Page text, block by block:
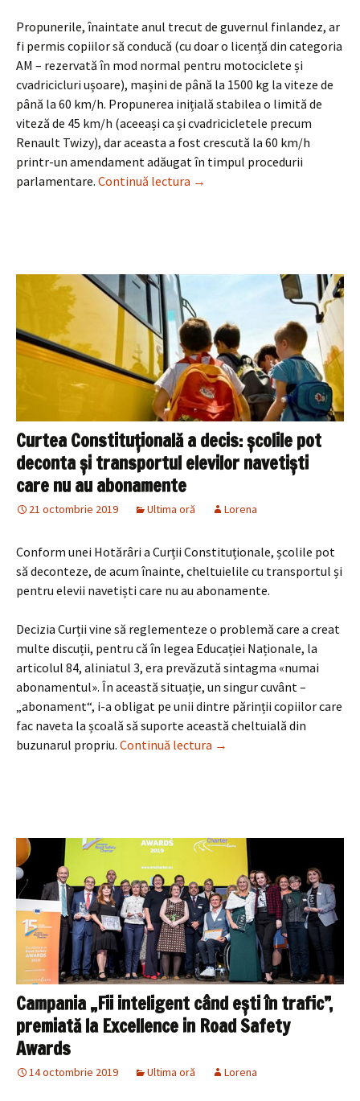
Propunerile, înaintate anul trecut de guvernul finlandez, ar
fi permis copiilor să conducă (cu doar o licență din categoria
AM – rezervată în mod normal pentru motociclete și
cvadricicluri ușoare), mașini de până la 1500 kg la viteze de
până la 60 km/h. Propunerea inițială stabilea o limită de
viteză de 45 km/h (aceeași ca și cvadricicletele precum
Renault Twizy), dar aceasta a fost crescută la 60 km/h
printr-un amendament adăugat în timpul procedurii
parlamentare. Continuă lectura Legea finlandeză privind
→
Curtea Constituțională a decis: școlile pot
deconta și transportul elevilor navetiști
care nu au abonamente
21 octombrie 2019 Ultima oră Lorena
Conform unei Hotărâri a Curții Constituționale, școlile pot
să deconteze, de acum înainte, cheltuielile cu transportul și
pentru elevii navetiști care nu au abonamente.
Decizia Curții vine să reglementeze o problemă care a creat
multe discuții, pentru că în legea Educației Naționale, la
articolul 84, aliniatul 3, era prevăzută sintagma «numai
abonamentul». În această situație, un singur cuvânt –
„abonament“, i-a obligat pe unii dintre părinții copiilor care
fac naveta la școală să suporte această cheltuială din
buzunarul propriu. Continuă lectura Curtea Constituțională a
→
Campania „Fii inteligent când ești în trafic”,
premiată la Excellence in Road Safety
Awards
14 octombrie 2019 Ultima oră Lorena